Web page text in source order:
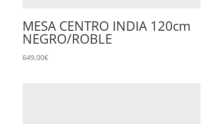
MESA CENTRO INDIA 120cm
NEGRO/ROBLE
649,00€